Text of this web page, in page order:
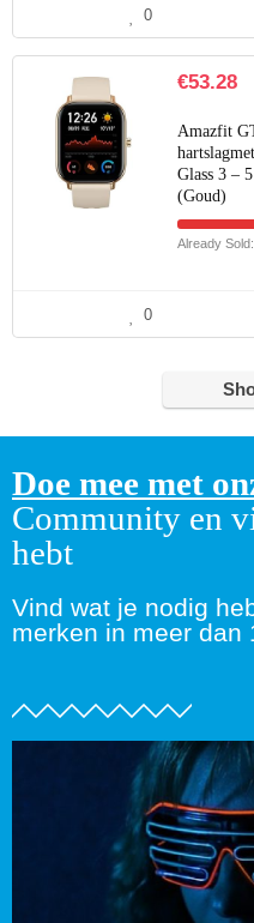
0
€53.28
Amazfit
Glass 3 –
(Goud)
Already
0
Doe mee met
Community en
hebt
Vind wat je nodig
merken in meer dan